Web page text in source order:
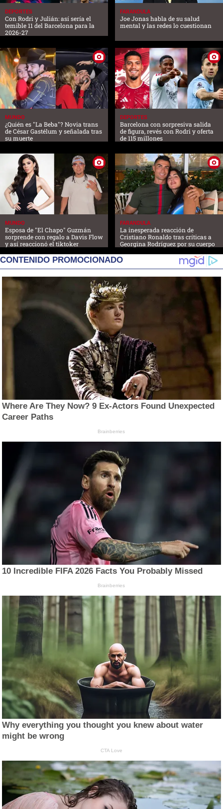
DEPORTES
Con Rodri y Julián: así sería el
temible 11 del Barcelona para la
2026-27
FARANDULA
Joe Jonas habla de su salud
mental y las redes lo cuestionan
MUNDO
¿Quién es "La Beba"? Novia trans
de César Gastélum y señalada tras
su muerte
DEPORTES
Barcelona con sorpresiva salida
de figura, revés con Rodri y oferta
de 115 millones
MUNDO
Esposa de "El Chapo" Guzmán
sorprende con regalo a Davis Flow
y así reaccionó el tiktoker
FARANDULA
La inesperada reacción de
Cristiano Ronaldo tras críticas a
Georgina Rodríguez por su cuerpo
CONTENIDO PROMOCIONADO
Where Are They Now? 9 Ex-Actors Found Unexpected
Career Paths
Brainberries
10 Incredible FIFA 2026 Facts You Probably Missed
Brainberries
Why everything you thought you knew about water
might be wrong
CTA Love